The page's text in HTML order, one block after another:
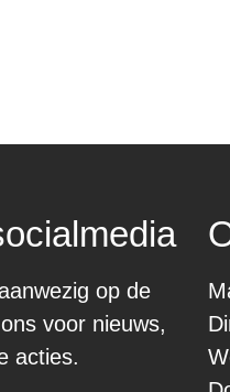
op de
voor nieuws,
acties.